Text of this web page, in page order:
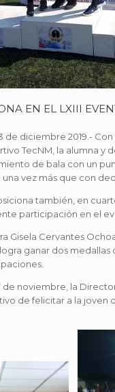
EN EL LXIII
de diciembre 2019.-
TecNM, la alumna y
de bala con un
vez más que con
también, en
participación en el
Gisela Cervantes
ganar dos
de noviembre, la
de felicitar a la